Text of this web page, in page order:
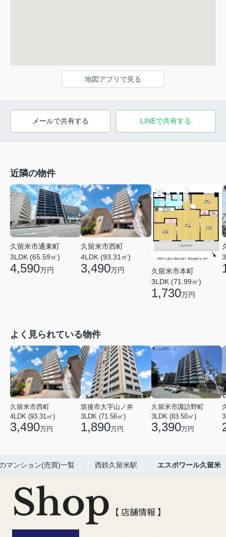
地図アプリで見る
メールで共有する LINEで共有する
近隣の物件
久留米市通東町
3LDK (65.59㎡)
4,590万円
久留米市西町
4LDK (93.31㎡)
3,490万円
久留米市本町
3LDK (71.99㎡)
1,730万円
よく見られている物件
久留米市西町
4LDK (93.31㎡)
3,490万円
筑後市大字山ノ井
3LDK (71.56㎡)
1,890万円
久留米市諏訪野町
3LDK (83.50㎡)
3,390万円
マンション(売買)一覧 西鉄久留米駅 エスポワール久留米
Shop 【 店舗情報 】